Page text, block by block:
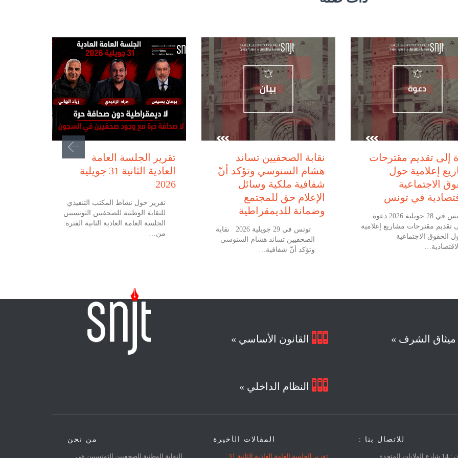
تقرير الجلسة العامة
العادية الثانية 31 جويلية
2026
تقرير حول نشاط المكتب التنفيذي
للنقابة الوطنية للصحفيين التونسيين
الجلسة العامة العادية الثانية الفترة:
من…
نقابة الصحفيين تساند
هشام السنوسي وتؤكد أنّ
شفافية ملكية وسائل
الإعلام حق للمجتمع
وضمانة للديمقراطية
تونس في 29 جويلية 2026 نقابة
الصحفيين تساند هشام السنوسي
وتؤكد أنّ شفافية…
إلى تقديم مقترحات
إعلامية حول
الاجتماعية
في تونس
تونس في 28 جويلية 2026 دعوة
تقديم مقترحات مشاريع إعلامية
الحقوق الاجتماعية
 القانون الأساسي »
 النظام الداخلي »
ميثاق الشرف »
من نحن
النقابة الوطنية للصحفيين التونسيين هي
المقالات الأخيرة
تقرير الجلسة العامة العادية الثانية 31
للاتصال بنا :
العنوان : 14 شارع الولايات المتحدة